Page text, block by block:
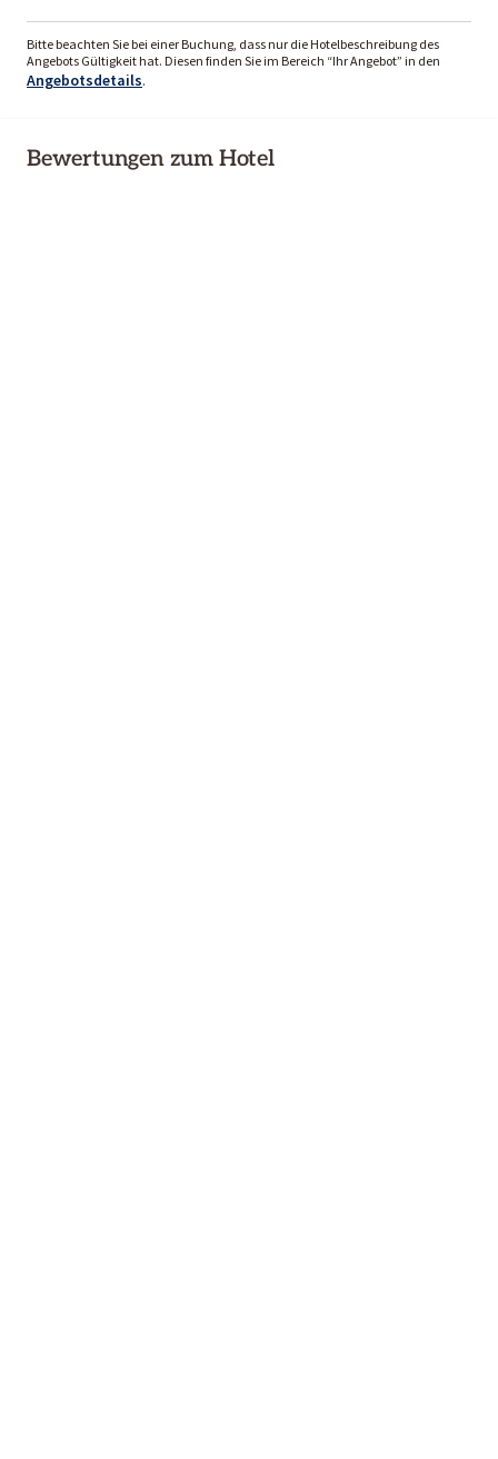
Bitte beachten Sie bei einer Buchung, dass nur die Hotelbeschreibung des
Angebots Gültigkeit hat. Diesen finden Sie im Bereich “Ihr Angebot” in den
Angebotsdetails.
Bewertungen zum Hotel